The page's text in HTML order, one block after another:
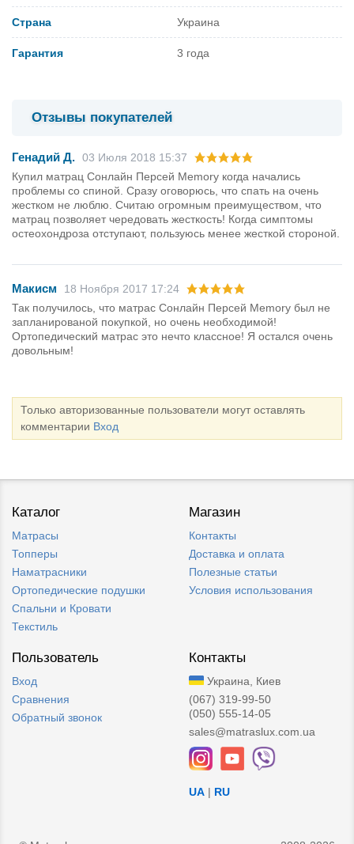
Страна Украина
Гарантия 3 года
Отзывы покупателей
Генадий Д. 03 Июля 2018 15:37
Купил матрац Сонлайн Персей Memory когда начались
проблемы со спиной. Сразу оговорюсь, что спать на очень
жестком не люблю. Считаю огромным преимуществом, что
матрац позволяет чередовать жесткость! Когда симптомы
остеохондроза отступают, пользуюсь менее жесткой стороной.
Макисм
18 Ноября 2017 17:24
Так получилось, что матрас Сонлайн Персей Memory был не
запланированой покупкой, но очень необходимой!
Ортопедический матрас это нечто классное! Я остался очень
довольным!
Только авторизованные пользователи могут оставлять
комментарии Вход
Каталог
Матрасы
Топперы
Наматрасники
Ортопедические подушки
Спальни и Кровати
Текстиль
Магазин
Контакты
Доставка и оплата
Полезные статьи
Условия использования
Пользователь
Вход
Сравнения
Обратный звонок
Контакты
Украина, Киев
(067) 319-99-50
(050) 555-14-05
sales@matraslux.com.ua
UA | RU